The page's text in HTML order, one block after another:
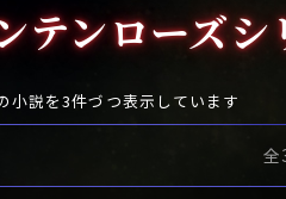
そ
と
ほ
シ ス セ
ソ
チ ツ テ
ヒ フ ヘ
ホ
テンローズシ
小説を3件づつ表示しています